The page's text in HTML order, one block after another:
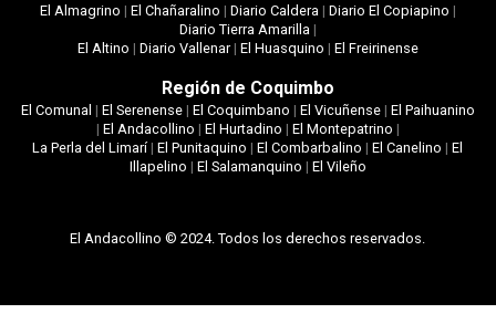
El Almagrino | El Chañaralino | Diario Caldera| Diario El Copiapino |
Diario Tierra Amarilla|
El Altino | Diario Vallenar| El Huasquino | El Freirinense
Región de Coquimbo
El Comunal | El Serenense| El Coquimbano | El Vicuñense| El Paihuanino
| El Andacollino | El Hurtadino | El Montepatrino |
La Perla del Limarí|El Punitaquino |El Combarbalino |El Canelino |El
Illapelino | El Salamanquino | El Vileño
El Andacollino © 2024. Todos los derechos reservados.